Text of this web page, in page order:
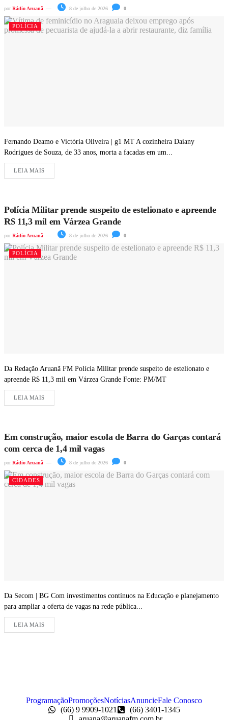
por Rádio Aruanã 8 de julho de 2026 0
POLÍCIA
Fernando Deamo e Victória Oliveira | g1 MT A cozinheira Daiany
Rodrigues de Souza, de 33 anos, morta a facadas em um...
LEIA MAIS
Polícia Militar prende suspeito de estelionato e apreende
R$ 11,3 mil em Várzea Grande
por Rádio Aruanã 8 de julho de 2026 0
POLÍCIA
Da Redação Aruanã FM Polícia Militar prende suspeito de estelionato e
apreende R$ 11,3 mil em Várzea Grande Fonte: PM/MT
LEIA MAIS
Em construção, maior escola de Barra do Garças contará
com cerca de 1,4 mil vagas
por Rádio Aruanã 8 de julho de 2026 0
CIDADES
Da Secom | BG Com investimentos contínuos na Educação e planejamento
para ampliar a oferta de vagas na rede pública...
LEIA MAIS
ProgramaçãoPromoçõesNotíciasAnuncieFale Conosco
(66) 9 9909-1021
(66) 3401-1345